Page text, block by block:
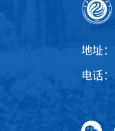
地址：
电话：